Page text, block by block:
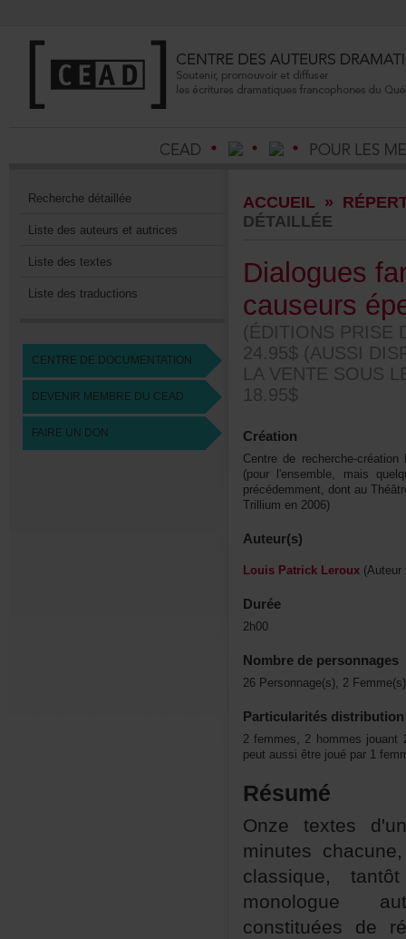
Recherchedétaillée
Listedesauteursetautrices
Listedestextes
Listedestraductions
CENTREDEDOCUMENTATION
DEVENIRMEMBREDUCEAD
FAIREUNDON
ACCUEIL»
DÉTAILLÉE
18.95$
Création
Centrederecherche-
Trilliumen2006)
Auteur(s)
LouisPatrickLeroux
Durée
2h00
Nombredepersonnages
Particularitésdistribution
Résumé